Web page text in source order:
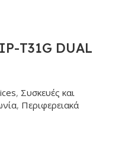
T31G DUAL
, Συσκευές και
, Περιφερειακά